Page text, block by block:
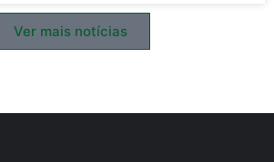
Ver mais notícias